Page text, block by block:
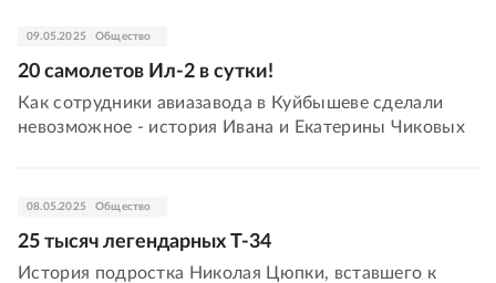
09.05.2025 Общество
20 самолетов Ил-2 в сутки!
Как сотрудники авиазавода в Куйбышеве сделали
невозможное - история Ивана и Екатерины Чиковых
08.05.2025 Общество
25 тысяч легендарных Т-34
История подростка Николая Цюпки, вставшего к